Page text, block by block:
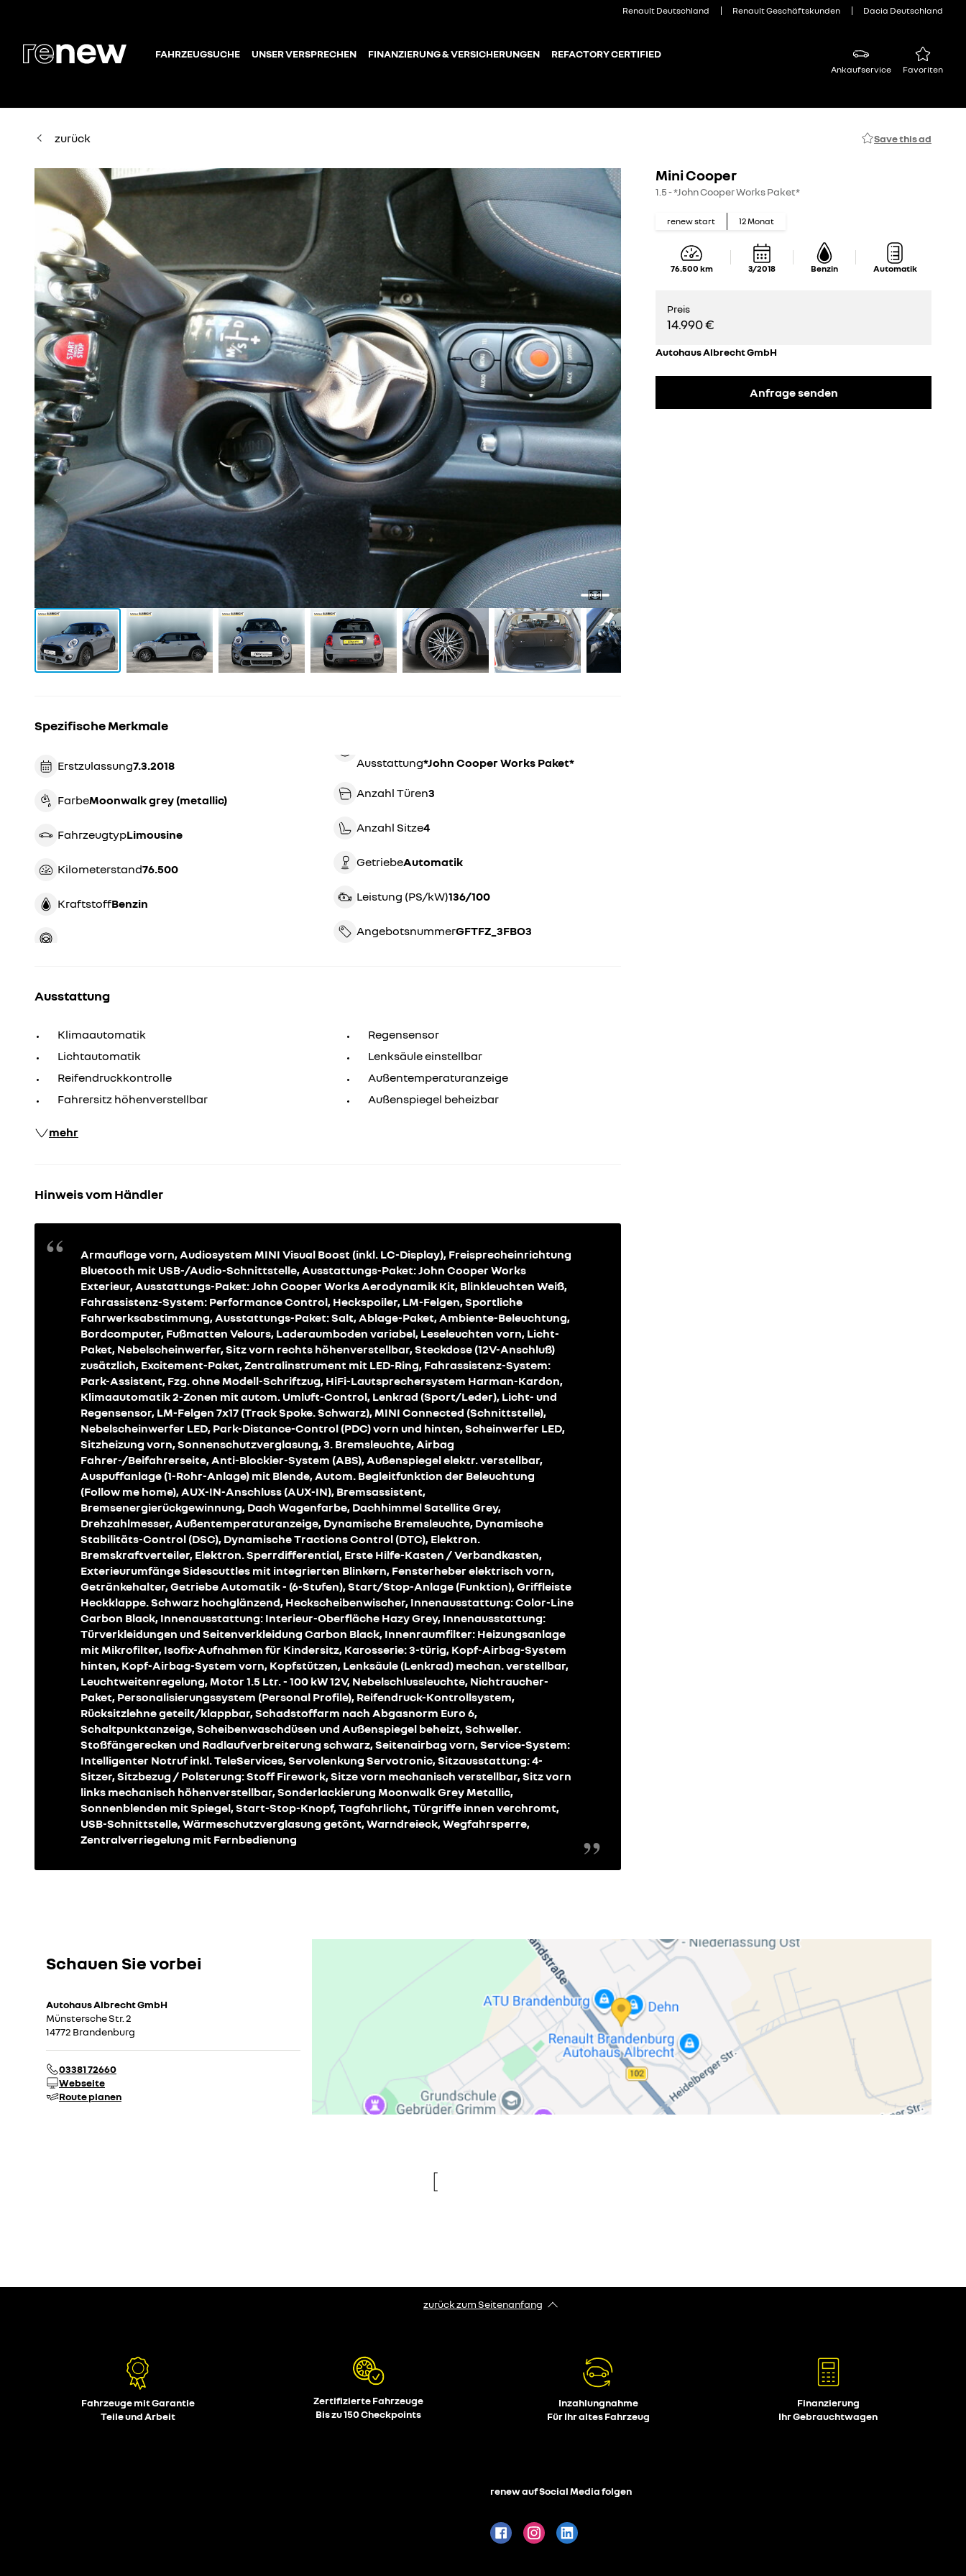
Renault Deutschland Renault Geschäftskunden Dacia Deutschland
FAHRZEUGSUCHE UNSER VERSPRECHEN FINANZIERUNG & VERSICHERUNGEN REFACTORY CERTIFIED
Ankaufservice Favoriten
zurück Save this ad
Mini Cooper
1.5 - *John Cooper Works Paket*
renew start 12Monat
76.500 km 3/2018 Benzin Automatik
Preis
14.990 €
Autohaus Albrecht GmbH
Anfrage senden
Spezifische Merkmale
Erstzulassung 7.3.2018
Farbe moonwalk grey (metallic)
Fahrzeugtyp limousine
Kilometerstand 76.500
Kraftstoff Benzin
Ausstattung *John Cooper Works Paket*
Anzahl Türen3
Anzahl Sitze4
Getriebe automatik
Leistung (PS/kW) 136/100
Angebotsnummer GFTFZ_3FBO3
Ausstattung
Klimaautomatik
Lichtautomatik
Reifendruckkontrolle
Fahrersitz höhenverstellbar
Regensensor
Lenksäule einstellbar
Außentemperaturanzeige
Außenspiegel beheizbar
mehr
Hinweis vom Händler
Armauflage vorn, Audiosystem MINI Visual Boost (inkl. LC-Display), Freisprecheinrichtung
Bluetooth mit USB-/Audio-Schnittstelle, Ausstattungs-Paket: John Cooper Works
Exterieur, Ausstattungs-Paket: John Cooper Works Aerodynamik Kit, Blinkleuchten Weiß,
Fahrassistenz-System: Performance Control, Heckspoiler, LM-Felgen, Sportliche
Fahrwerksabstimmung, Ausstattungs-Paket: Salt, Ablage-Paket, Ambiente-Beleuchtung,
Bordcomputer, Fußmatten Velours, Laderaumboden variabel, Leseleuchten vorn, Licht-
Paket, Nebelscheinwerfer, Sitz vorn rechts höhenverstellbar, Steckdose (12V-Anschluß)
zusätzlich, Excitement-Paket, Zentralinstrument mit LED-Ring, Fahrassistenz-System:
Park-Assistent, Fzg. ohne Modell-Schriftzug, HiFi-Lautsprechersystem Harman-Kardon,
Klimaautomatik 2-Zonen mit autom. Umluft-Control, Lenkrad (Sport/Leder), Licht- und
Regensensor, LM-Felgen 7x17 (Track Spoke. Schwarz), MINI Connected (Schnittstelle),
Nebelscheinwerfer LED, Park-Distance-Control (PDC) vorn und hinten, Scheinwerfer LED,
Sitzheizung vorn, Sonnenschutzverglasung, 3. Bremsleuchte, Airbag
Fahrer-/Beifahrerseite, Anti-Blockier-System (ABS), Außenspiegel elektr. verstellbar,
Auspuffanlage (1-Rohr-Anlage) mit Blende, Autom. Begleitfunktion der Beleuchtung
(Follow me home), AUX-IN-Anschluss (AUX-IN), Bremsassistent,
Bremsenergierückgewinnung, Dach Wagenfarbe, Dachhimmel Satellite Grey,
Drehzahlmesser, Außentemperaturanzeige, Dynamische Bremsleuchte, Dynamische
Stabilitäts-Control (DSC), Dynamische Tractions Control (DTC), Elektron.
Bremskraftverteiler, Elektron. Sperrdifferential, Erste Hilfe-Kasten / Verbandkasten,
Exterieurumfänge Sidescuttles mit integrierten Blinkern, Fensterheber elektrisch vorn,
Getränkehalter, Getriebe Automatik - (6-Stufen), Start/Stop-Anlage (Funktion), Griffleiste
Heckklappe. Schwarz hochglänzend, Heckscheibenwischer, Innenausstattung: Color-Line
Carbon Black, Innenausstattung: Interieur-Oberfläche Hazy Grey, Innenausstattung:
Türverkleidungen und Seitenverkleidung Carbon Black, Innenraumfilter: Heizungsanlage
mit Mikrofilter, Isofix-Aufnahmen für Kindersitz, Karosserie: 3-türig, Kopf-Airbag-System
hinten, Kopf-Airbag-System vorn, Kopfstützen, Lenksäule (Lenkrad) mechan. verstellbar,
Leuchtweitenregelung, Motor 1.5 Ltr. - 100 kW 12V, Nebelschlussleuchte, Nichtraucher-
Paket, Personalisierungssystem (Personal Profile), Reifendruck-Kontrollsystem,
Rücksitzlehne geteilt/klappbar, Schadstoffarm nach Abgasnorm Euro 6,
Schaltpunktanzeige, Scheibenwaschdüsen und Außenspiegel beheizt, Schweller.
Stoßfängerecken und Radlaufverbreiterung schwarz, Seitenairbag vorn, Service-System:
Intelligenter Notruf inkl. TeleServices, Servolenkung Servotronic, Sitzausstattung: 4-
Sitzer, Sitzbezug / Polsterung: Stoff Firework, Sitze vorn mechanisch verstellbar, Sitz vorn
links mechanisch höhenverstellbar, Sonderlackierung Moonwalk Grey Metallic,
Sonnenblenden mit Spiegel, Start-Stop-Knopf, Tagfahrlicht, Türgriffe innen verchromt,
USB-Schnittstelle, Wärmeschutzverglasung getönt, Warndreieck, Wegfahrsperre,
Zentralverriegelung mit Fernbedienung
Schauen Sie vorbei
Autohaus Albrecht GmbH
Münstersche Str. 2
14772 Brandenburg
03381 72660
Webseite
Route planen
re
zurück zum Seitenanfang
Fahrzeuge mit Garantie
Teile und Arbeit
Zertifizierte Fahrzeuge
Bis zu 150 Checkpoints
Inzahlungnahme
Für Ihr altes Fahrzeug
Finanzierung
Ihr Gebrauchtwagen
renew auf Social Media folgen